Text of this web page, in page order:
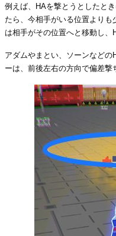
例えば、HAを撃とうとしたと
たら、今相手がいる位置より
は相手がその位置へと移動し、
アダムやまとい、ソーンなど
ーは、前後左右の方向で偏差撃